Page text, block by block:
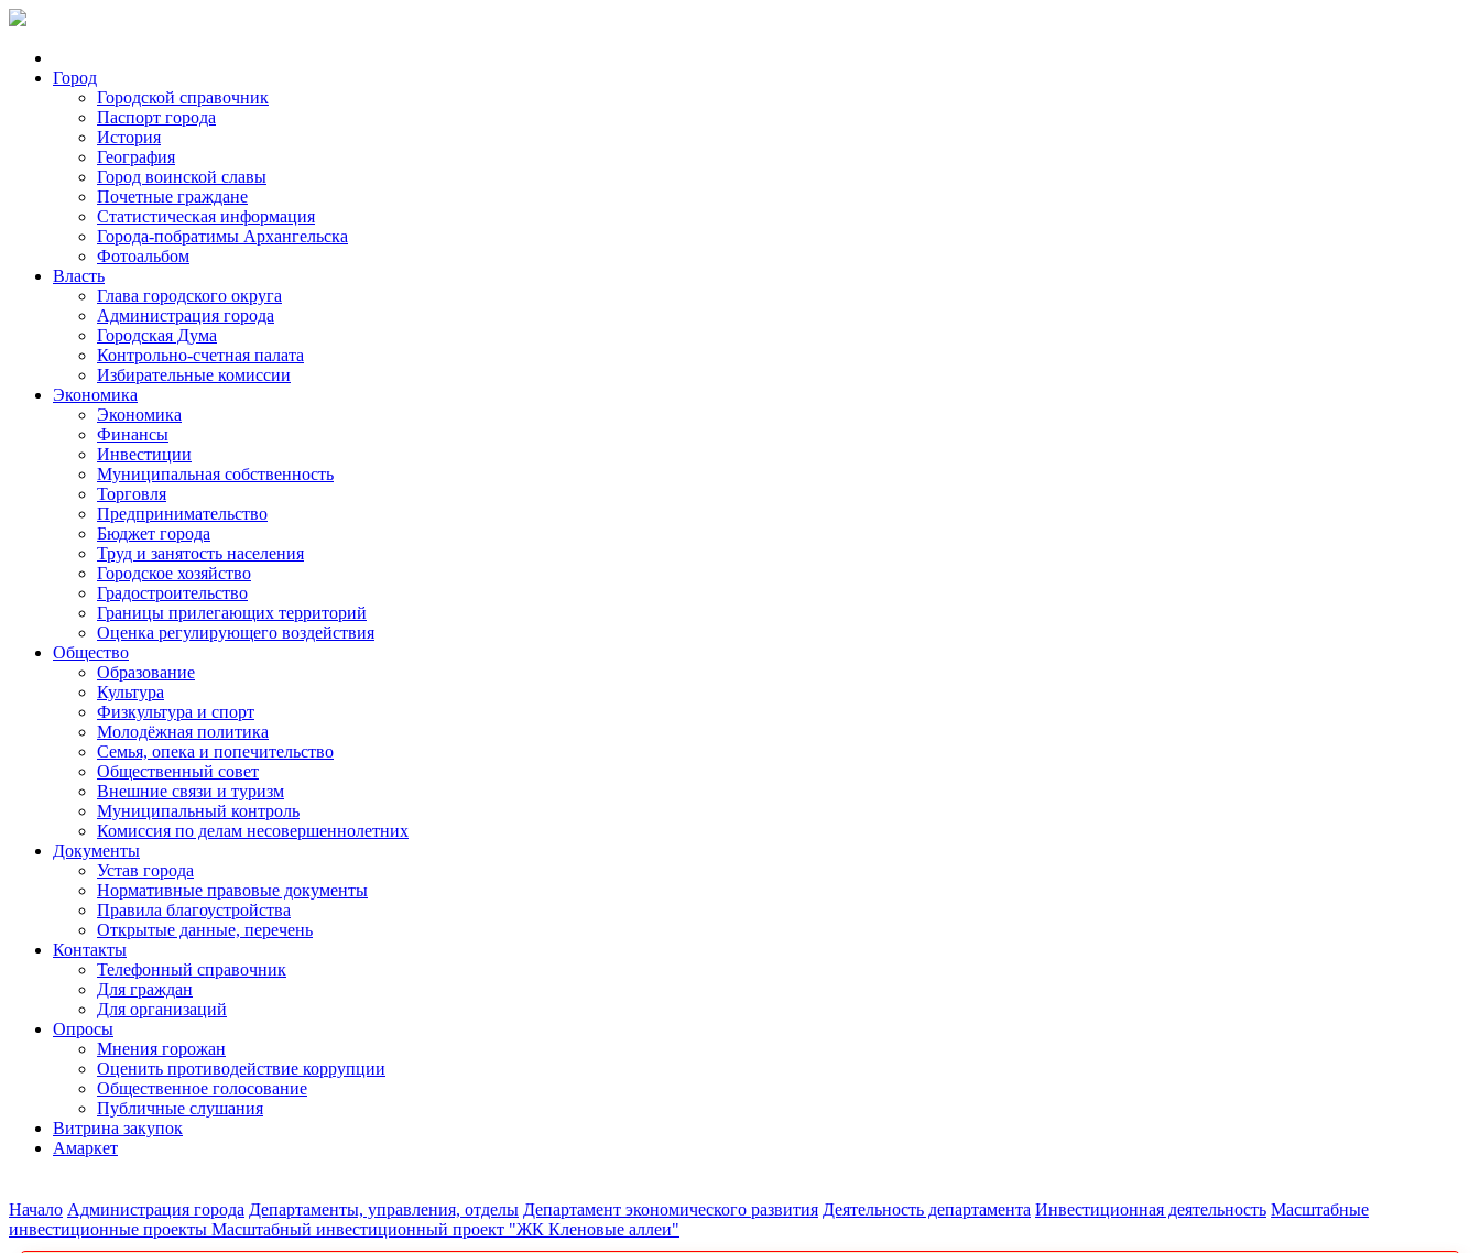
Город
Городской справочник
Паспорт города
История
География
Город воинской славы
Почетные граждане
Статистическая информация
Города-побратимы Архангельска
Фотоальбом
Власть
Глава городского округа
Администрация города
Городская Дума
Контрольно-счетная палата
Избирательные комиссии
Экономика
Экономика
Финансы
Инвестиции
Муниципальная собственность
Торговля
Предпринимательство
Бюджет города
Труд и занятость населения
Городское хозяйство
Градостроительство
Границы прилегающих территорий
Оценка регулирующего воздействия
Общество
Образование
Культура
Физкультура и спорт
Молодёжная политика
Семья, опека и попечительство
Общественный совет
Внешние связи и туризм
Муниципальный контроль
Комиссия по делам несовершеннолетних
Документы
Устав города
Нормативные правовые документы
Правила благоустройства
Открытые данные, перечень
Контакты
Телефонный справочник
Для граждан
Для организаций
Опросы
Мнения горожан
Оценить противодействие коррупции
Общественное голосование
Публичные слушания
Витрина закупок
Амаркет
Начало Администрация города Департаменты, управления, отделы Департамент экономического развития Деятельность департамента Инвестиционная деятельность Масштабные
инвестиционные проекты Масштабный инвестиционный проект "ЖК Кленовые аллеи"